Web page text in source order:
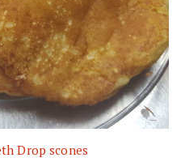
Drop scones